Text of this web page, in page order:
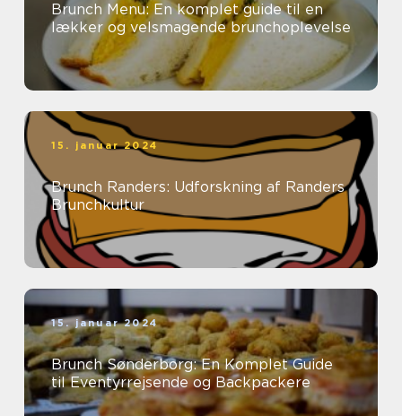
Brunch Menu: En komplet guide til en
lækker og velsmagende brunchoplevelse
15. januar 2024
Brunch Randers: Udforskning af Randers
Brunchkultur
15. januar 2024
Brunch Sønderborg: En Komplet Guide
til Eventyrrejsende og Backpackere